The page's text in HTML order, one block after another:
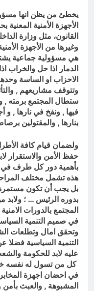
يخطئ من يظن انها
الأجهزة الأمنية المعنية
القانون، مثل وزارة
وغيرها من الأجهزة
هي مسؤولية جماعية
الدمار اذا حل والخراب
الاحزاب او الساسة
وتتوقف مشاريعهم ,
ستطال المجتمع برمته ,
فيها , ونفخ في نارها , و
بنارها , والمقتولين
ولضمان قيام كافة
حفظ الأمن والاستقرار
بأهمية دور كل طرف في
هذه تشمل مختلف
بل يجب أن تكون
بدوره الرئيس … ؛
المجتمع بالدورات الامنية
في صميم التنمية
وتحقق امال وتطلعات
التنمية السياسية فضلا
عليه لابد للحكومة
كل من تسول له نفسه
في احضان اجهزة
المشبوهة , والعبث بأمن